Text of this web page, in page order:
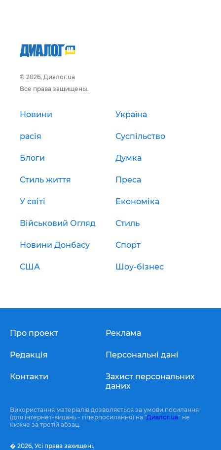
© 2026, Диалог.ua
Все права защищены.
Новини Україна
расія Суспільство
Блоги Думка
Стиль життя Преса
У світі Економіка
Військовий Огляд Стиль
Новини Донбасу Спорт
США Шоу-бізнес
Про проект
Редакція
Контакти
Реклама
Персональні дані
Захист персональних
даних
Використання матеріалів дозволяється за умови посилання
(для інтернет-видань - гіперпосилання) на "Диалог.ua" не
нижче за третій абзац.
� 2026, Усі права захищені.